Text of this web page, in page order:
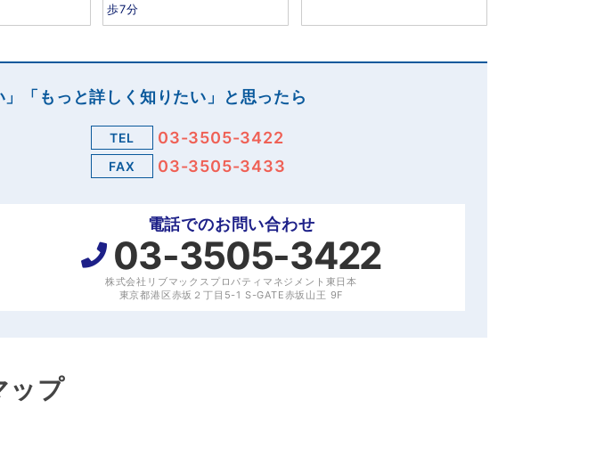
歩7分
「もっと詳しく知りたい」と思ったら
TEL 03-3505-3422
FAX 03-3505-3433
電話でのお問い合わせ
03-3505-3422
株式会社リブマックスプロパティマネジメント東日本
東京都港区赤坂２丁目5-1 S-GATE赤坂山王 9F
ップ